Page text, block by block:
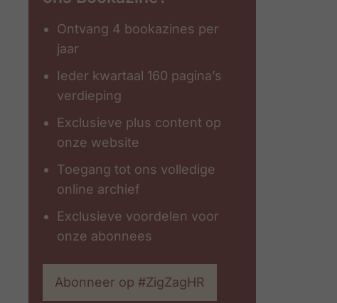
Ontvang 4 bookazines per
jaar
Ieder kwartaal 160 pagina’s
verdieping
Exclusieve plus content op
onze website
Toegang tot ons volledige
online archief
Exclusieve voordelen voor
onze abonnees
Abonneer op #ZigZagHR